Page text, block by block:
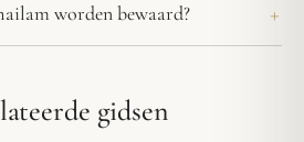
worden bewaard?
gidsen